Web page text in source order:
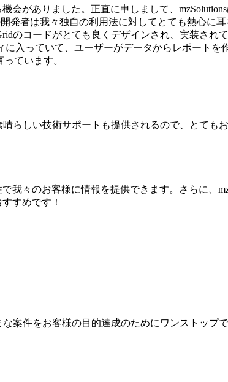
がありました。正直に申しまして、
発者は我々独自の利用法に対してとても熱心に
のコードがとても良くデザインされ、実装され
入っていて、ユーザーがデータからレポートを
ています。
らしい技術サポートも提供されるので、とてもお
我々のお客様に情報を提供できます。さらに、
すめです！
案件をお客様の目的達成のためにワンストップで